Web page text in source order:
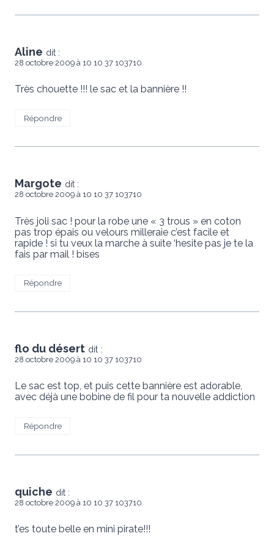
Aline dit :
28 octobre 2009 à 10 10 37 103710
Très chouette !!! le sac et la bannière !!
Répondre
Margote dit :
28 octobre 2009 à 10 10 37 103710
Très joli sac ! pour la robe une « 3 trous » en coton
pas trop épais ou velours milleraie c’est facile et
rapide ! si tu veux la marche à suite ‘hesite pas je te la
fais par mail ! bises
Répondre
flo du désert dit :
28 octobre 2009 à 10 10 37 103710
Le sac est top, et puis cette bannière est adorable,
avec déjà une bobine de fil pour ta nouvelle addiction
Répondre
quiche dit :
28 octobre 2009 à 10 10 37 103710
t’es toute belle en mini pirate!!!